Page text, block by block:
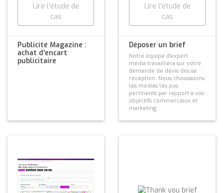
Lire l'étude de
cas
Publicité Magazine :
achat d'encart
publicitaire
Lire l'étude de
cas
Déposer un brief
Notre équipe d'expert
média travaillera sur votre
demande de devis dès sa
réception. Nous choisissions
les médias les pus
pertinents par rapport à vos
objectifs commerciaux et
marketing.